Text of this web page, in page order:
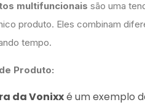
multifuncionais são uma
produto. Eles combinam
tempo.
Produto:
da Vonixxé um exemplo